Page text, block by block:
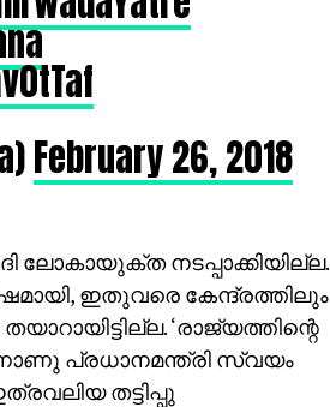
February 26, 2018
ലോകായുക്ത നടപ്പാക്കിയില്ല.
ഇതുവരെ കേന്ദ്രത്തിലും
‘രാജ്യത്തിന്റെ
പ്രധാനമന്ത്രി സ്വയം
തട്ടിപ്പു